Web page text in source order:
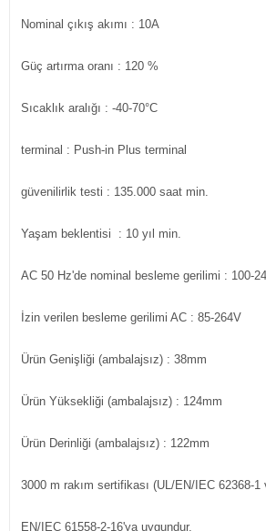
Nominal çıkış akımı : 10A
Güç artırma oranı : 120 %
Sıcaklık aralığı : -40-70°C
terminal : Push-in Plus terminal
güvenilirlik testi : 135.000 saat min.
Yaşam beklentisi : 10 yıl min.
AC 50 Hz'de nominal besleme gerilimi : 100-
İzin verilen besleme gerilimi AC : 85-264V
Ürün Genişliği (ambalajsız) : 38mm
Ürün Yüksekliği (ambalajsız) : 124mm
Ürün Derinliği (ambalajsız) : 122mm
3000 m rakım sertifikası (UL/EN/IEC 62368-1
EN/IEC 61558-2-16'ya uygundur.